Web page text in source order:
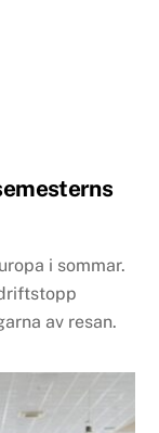
i sommar.
av resan.